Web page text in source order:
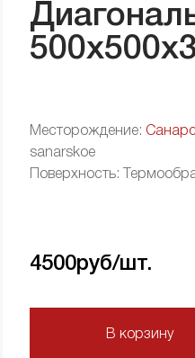
500x500x
Месторождение:
sanarskoe
Поверхность:
4500руб/шт.
В корзину